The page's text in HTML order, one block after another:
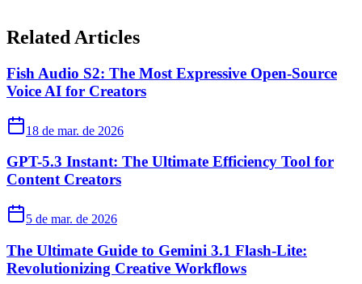
Related Articles
Fish Audio S2: The Most Expressive Open-Source
Voice AI for Creators
18 de mar. de 2026
GPT-5.3 Instant: The Ultimate Efficiency Tool for
Content Creators
5 de mar. de 2026
The Ultimate Guide to Gemini 3.1 Flash-Lite:
Revolutionizing Creative Workflows